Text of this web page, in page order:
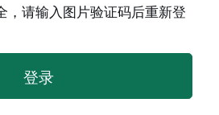
，请输入图片验证码后重新登